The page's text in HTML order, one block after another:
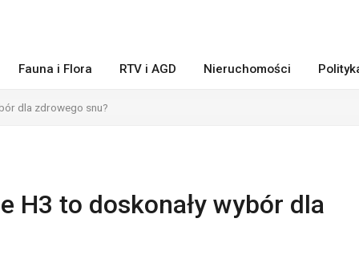
Fauna i Flora RTV i AGD Nieruchomości
dla zdrowego snu?
H3 to doskonały wybór dla